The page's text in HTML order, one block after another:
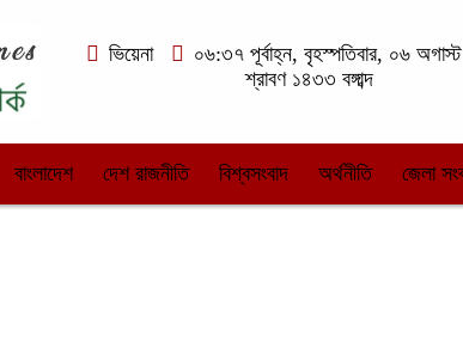
ভিয়েনা
০৬:৩৭ পূর্বাহ্ন, বৃহস্পতিবার, ০৬
শ্রাবণ ১৪৩৩ বঙ্গাব্দ
বাংলাদেশ দেশ রাজনীতি বিশ্বসংবাদ অর্থনীতি জেলা